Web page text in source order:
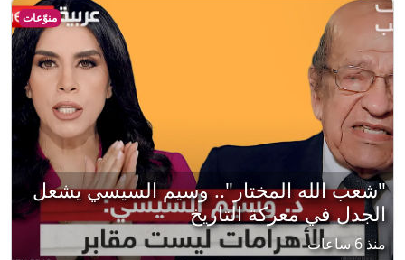
منوّعات
"شعب الله المختار".. وسيم السيسي يشعل
الجدل في معركة التاريخ
منذ 6 ساعات